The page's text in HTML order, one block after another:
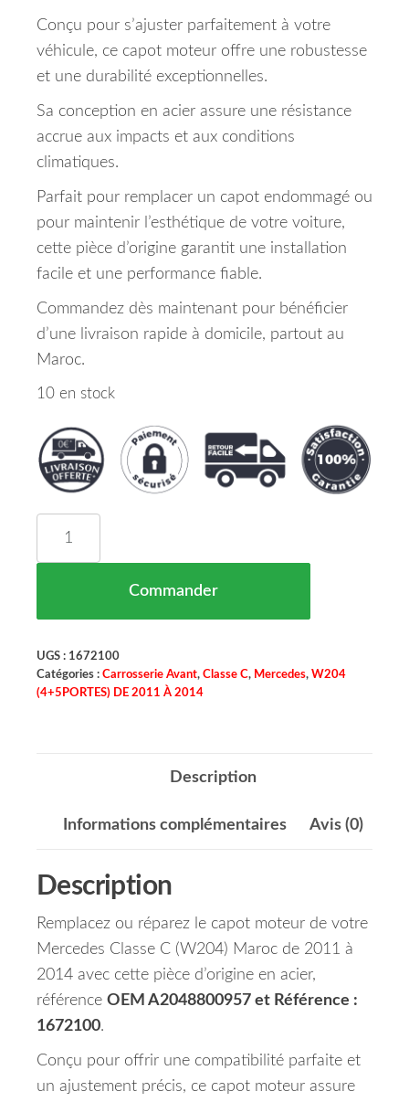
Conçu pour s’ajuster parfaitement à votre
véhicule, ce capot moteur offre une robustesse
et une durabilité exceptionnelles.
Sa conception en acier assure une résistance
accrue aux impacts et aux conditions
climatiques.
Parfait pour remplacer un capot endommagé ou
pour maintenir l’esthétique de votre voiture,
cette pièce d’origine garantit une installation
facile et une performance fiable.
Commandez dès maintenant pour bénéficier
d’une livraison rapide à domicile, partout au
Maroc.
10 en stock
Commander
UGS : 1672100
Catégories : Carrosserie Avant, Classe C, Mercedes, W204
(4+5PORTES) DE 2011 À 2014
Description
Informations complémentaires Avis (0)
Description
Remplacez ou réparez le capot moteur de votre
Mercedes Classe C (W204) Maroc de 2011 à
2014 avec cette pièce d’origine en acier,
référence OEM A2048800957 et Référence :
1672100.
Conçu pour offrir une compatibilité parfaite et
un ajustement précis, ce capot moteur assure